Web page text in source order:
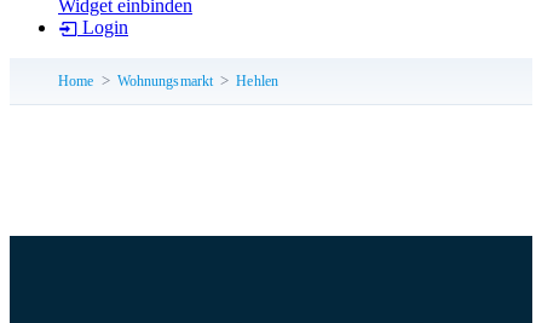
Widget einbinden
Login
Home Wohnungsmarkt Hehlen